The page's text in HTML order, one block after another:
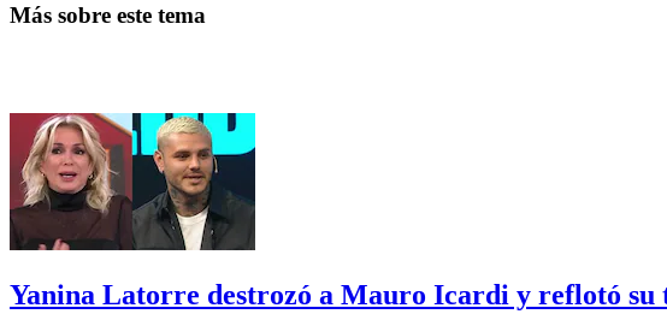
Más sobre este tema
Yanina Latorre destrozó a Mauro Icardi y reflotó